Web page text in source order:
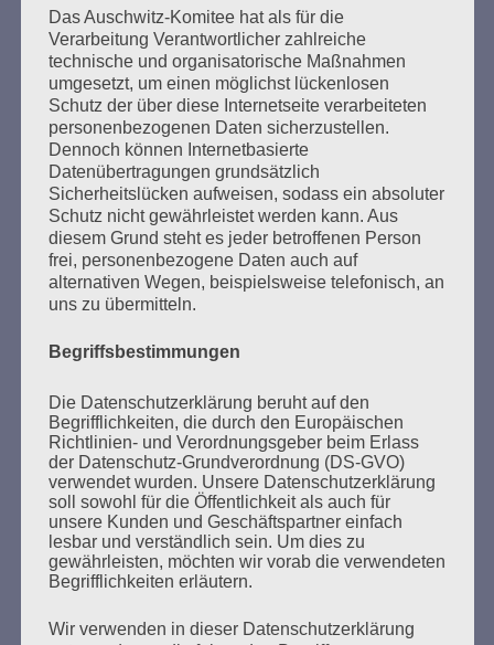
Beiträge
Den Faschismus an seiner Wurzel zu packen, ganz
frei und offen die Probleme anzusprechen, und
dennoch voller Respekt vor der Würde und Freiheit
der Anderen – das ist eine der großen Aufgaben, an
denen die Gesellschaft auf Gedeih und Verderb
nicht scheitern darf.
Esther Bejarano - 24. Januar 2021
SUCHEN
NACH:
MARATHONLESUNG AUS DEN
VERBRANNTEN BÜCHERN
Das Auschwitz-Komitee hat als für die
Verarbeitung Verantwortlicher zahlreiche
technische und organisatorische Maßnahmen
umgesetzt, um einen möglichst lückenlosen
Schutz der über diese Internetseite verarbeiteten
personenbezogenen Daten sicherzustellen.
Dennoch können Internetbasierte
Datenübertragungen grundsätzlich
Sicherheitslücken aufweisen, sodass ein absoluter
Schutz nicht gewährleistet werden kann. Aus
diesem Grund steht es jeder betroffenen Person
frei, personenbezogene Daten auch auf
alternativen Wegen, beispielsweise telefonisch, an
uns zu übermitteln.
Begriffsbestimmungen
Die Datenschutzerklärung beruht auf den
Begrifflichkeiten, die durch den Europäischen
Richtlinien- und Verordnungsgeber beim Erlass
der Datenschutz-Grundverordnung (DS-GVO)
verwendet wurden. Unsere Datenschutzerklärung
soll sowohl für die Öffentlichkeit als auch für
unsere Kunden und Geschäftspartner einfach
lesbar und verständlich sein. Um dies zu
gewährleisten, möchten wir vorab die verwendeten
Begrifflichkeiten erläutern.
Wir verwenden in dieser Datenschutzerklärung